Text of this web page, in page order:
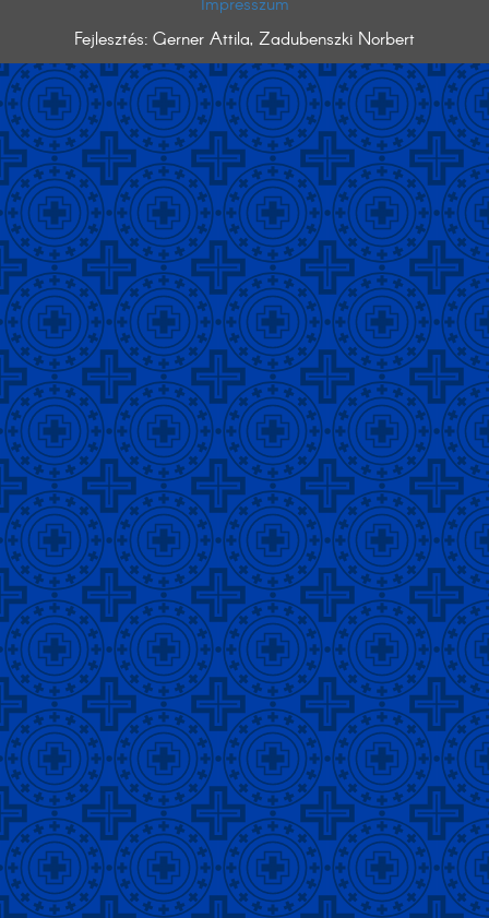
Fejlesztés: Gerner Attila, Zadubenszki Norbert